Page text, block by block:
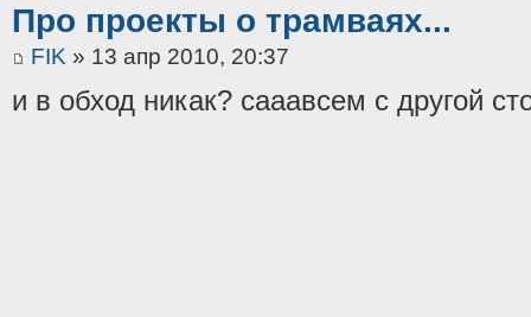
Про проекты о трамваях...
FIK » 13 апр 2010, 20:37
и в обход никак? сааавсем с другой